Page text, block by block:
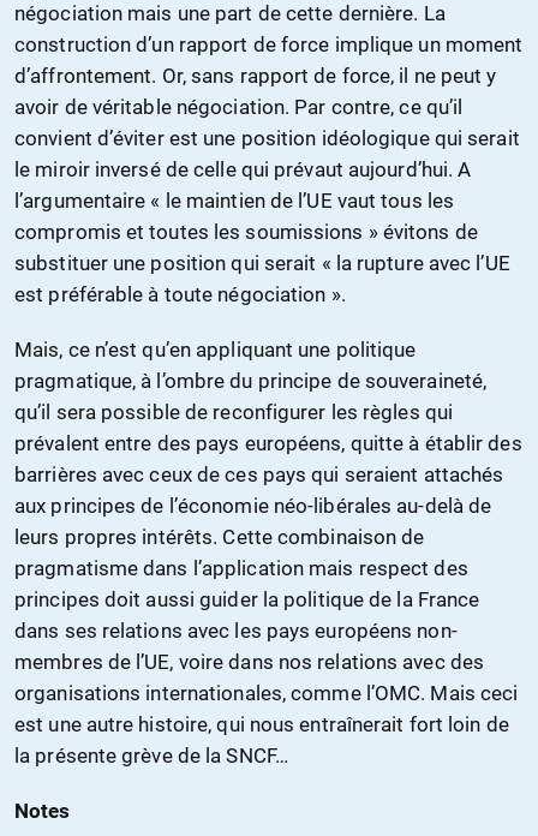
négociation mais une part de cette dernière. La
construction d’un rapport de force implique un moment
d’affrontement. Or, sans rapport de force, il ne peut y
avoir de véritable négociation. Par contre, ce qu’il
convient d’éviter est une position idéologique qui serait
le miroir inversé de celle qui prévaut aujourd’hui. A
l’argumentaire « le maintien de l’UE vaut tous les
compromis et toutes les soumissions » évitons de
substituer une position qui serait « la rupture avec l’UE
est préférable à toute négociation ».
Mais, ce n’est qu’en appliquant une politique
pragmatique, à l’ombre du principe de souveraineté,
qu’il sera possible de reconfigurer les règles qui
prévalent entre des pays européens, quitte à établir des
barrières avec ceux de ces pays qui seraient attachés
aux principes de l’économie néo-libérales au-delà de
leurs propres intérêts. Cette combinaison de
pragmatisme dans l’application mais respect des
principes doit aussi guider la politique de la France
dans ses relations avec les pays européens non-
membres de l’UE, voire dans nos relations avec des
organisations internationales, comme l’OMC. Mais ceci
est une autre histoire, qui nous entraînerait fort loin de
la présente grève de la SNCF…
Notes